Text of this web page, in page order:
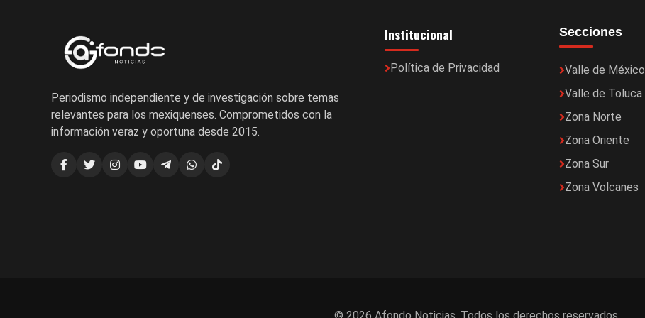
Periodismo independiente y de investigación sobre temas
relevantes para los mexiquenses. Comprometidos con la
información veraz y oportuna desde 2015.
Institucional
Política de Privacidad
Secciones
Valle de México
Valle de Toluca
Zona Norte
Zona Oriente
Zona Sur
Zona Volcanes
© 2026 Afondo Noticias. Todos los derechos reservados.